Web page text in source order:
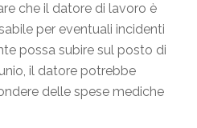
che il datore di lavoro è
per eventuali incidenti
possa subire sul posto di
il datore potrebbe
delle spese mediche